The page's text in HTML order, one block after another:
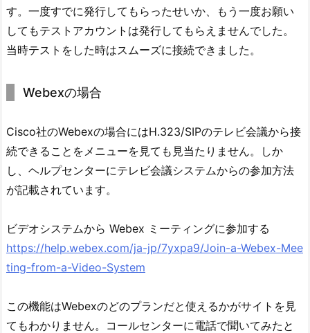
す。一度すでに発行してもらったせいか、もう一度お願い
してもテストアカウントは発行してもらえませんでした。
当時テストをした時はスムーズに接続できました。
Webexの場合
Cisco社のWebexの場合にはH.323/SIPのテレビ会議から接
続できることをメニューを見ても見当たりません。しか
し、ヘルプセンターにテレビ会議システムからの参加方法
が記載されています。
ビデオシステムから Webex ミーティングに参加する
https://help.webex.com/ja-jp/7yxpa9/Join-a-Webex-Mee
ting-from-a-Video-System
この機能はWebexのどのプランだと使えるかがサイトを見
てもわかりません。コールセンターに電話で聞いてみたと